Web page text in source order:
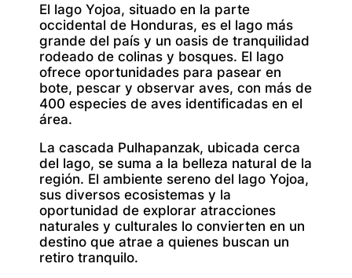
El lago Yojoa, situado en la parte
occidental de Honduras, es el lago más
grande del país y un oasis de tranquilidad
rodeado de colinas y bosques. El lago
ofrece oportunidades para pasear en
bote, pescar y observar aves, con más de
400 especies de aves identificadas en el
área.
La cascada Pulhapanzak, ubicada cerca
del lago, se suma a la belleza natural de la
región. El ambiente sereno del lago Yojoa,
sus diversos ecosistemas y la
oportunidad de explorar atracciones
naturales y culturales lo convierten en un
destino que atrae a quienes buscan un
retiro tranquilo.